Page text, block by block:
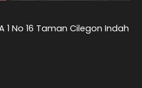
1 No 16 Taman Cilegon Indah